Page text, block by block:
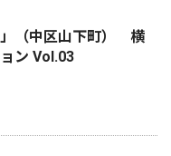
」（中区山下町） 横
ン Vol.03